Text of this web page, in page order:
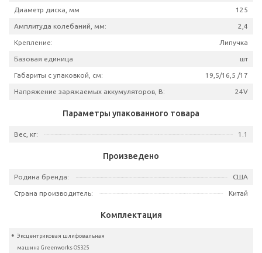
Бренд:
Амплитуда колебаний, мм:
Крепление:
Напряжение заряжаемых аккумуляторов, В: